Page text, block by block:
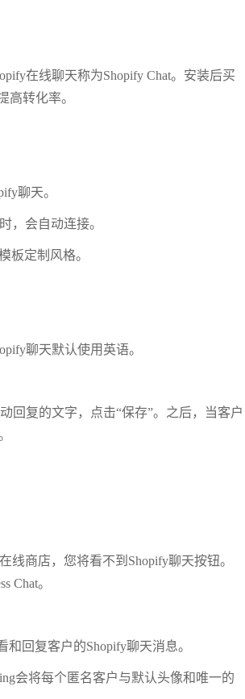
在线聊天称为Shopify Chat。安装后买
高转化率。
聊天。
，会自动连接。
板定制风格。
聊天默认使用英语。
回复的文字，点击“保存”。之后，当客户
线商店，您将看不到Shopify聊天按钮。
Chat。
和回复客户的Shopify聊天消息。
会将每个匿名客户与默认头像和唯一的